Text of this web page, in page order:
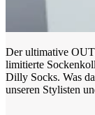
Der ultimative
limitierte
Dilly Socks. Was
unseren Stylisten